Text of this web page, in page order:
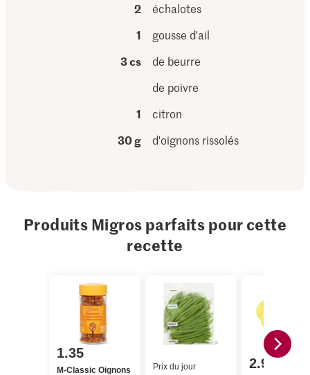
2
échalotes
1
gousse d'ail
3 cs
de beurre
de poivre
1
citron
30 g
d'oignons rissolés
Produits Migros parfaits pour cette
recette
1.35
M-Classic Oignons
Prix du jour
2.95